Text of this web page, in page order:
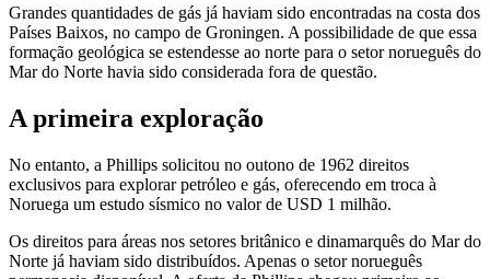
Grandes quantidades de gás já haviam sido encontradas na costa dos
Países Baixos, no campo de Groningen. A possibilidade de que essa
formação geológica se estendesse ao norte para o setor norueguês do
Mar do Norte havia sido considerada fora de questão.
A primeira exploração
No entanto, a Phillips solicitou no outono de 1962 direitos
exclusivos para explorar petróleo e gás, oferecendo em troca à
Noruega um estudo sísmico no valor de USD 1 milhão.
Os direitos para áreas nos setores britânico e dinamarquês do Mar do
Norte já haviam sido distribuídos. Apenas o setor norueguês